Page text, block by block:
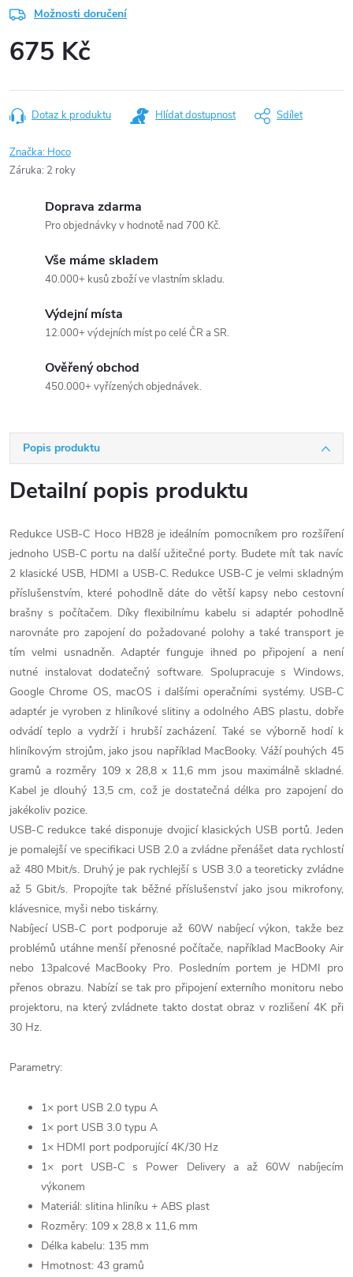
Možnosti doručení
675 Kč
cena:
Dotaz k produktu Hlídat dostupnost Sdílet
Značka: Hoco
Záruka: 2 roky
Doprava zdarma
Pro objednávky v hodnotě nad 700 Kč.
Vše máme skladem
40.000+ kusů zboží ve vlastním skladu.
Výdejní místa
12.000+ výdejních míst po celé ČR a SR.
Ověřený obchod
450.000+ vyřízených objednávek.
Popis produktu
Detailní popis produktu
Redukce USB-C Hoco HB28 je ideálním pomocníkem pro rozšíření
jednoho USB-C portu na další užitečné porty. Budete mít tak navíc
2 klasické USB, HDMI a USB-C. Redukce USB-C je velmi skladným
příslušenstvím, které pohodlně dáte do větší kapsy nebo cestovní
brašny s počítačem. Díky flexibilnímu kabelu si adaptér pohodlně
narovnáte pro zapojení do požadované polohy a také transport je
tím velmi usnadněn. Adaptér funguje ihned po připojení a není
nutné instalovat dodatečný software. Spolupracuje s Windows,
Google Chrome OS, macOS i dalšími operačními systémy. USB-C
adaptér je vyroben z hliníkové slitiny a odolného ABS plastu, dobře
odvádí teplo a vydrží i hrubší zacházení. Také se výborně hodí k
hliníkovým strojům, jako jsou například MacBooky. Váží pouhých 45
gramů a rozměry 109 x 28,8 x 11,6 mm jsou maximálně skladné.
Kabel je dlouhý 13,5 cm, což je dostatečná délka pro zapojení do
jakékoliv pozice.
USB-C redukce také disponuje dvojicí klasických USB portů. Jeden
je pomalejší ve specifikaci USB 2.0 a zvládne přenášet data rychlostí
až 480 Mbit/s. Druhý je pak rychlejší s USB 3.0 a teoreticky zvládne
až 5 Gbit/s. Propojíte tak běžné příslušenství jako jsou mikrofony,
klávesnice, myši nebo tiskárny.
Nabíjecí USB-C port podporuje až 60W nabíjecí výkon, takže bez
problémů utáhne menší přenosné počítače, například MacBooky Air
nebo 13palcové MacBooky Pro. Posledním portem je HDMI pro
přenos obrazu. Nabízí se tak pro připojení externího monitoru nebo
projektoru, na který zvládnete takto dostat obraz v rozlišení 4K při
30 Hz.
Parametry:
1× port USB 2.0 typu A
1× port USB 3.0 typu A
1× HDMI port podporující 4K/30 Hz
1× port USB-C s Power Delivery a až 60W nabíjecím
výkonem
Materiál: slitina hliníku + ABS plast
Rozměry: 109 x 28,8 x 11,6 mm
Délka kabelu: 135 mm
Hmotnost: 43 gramů